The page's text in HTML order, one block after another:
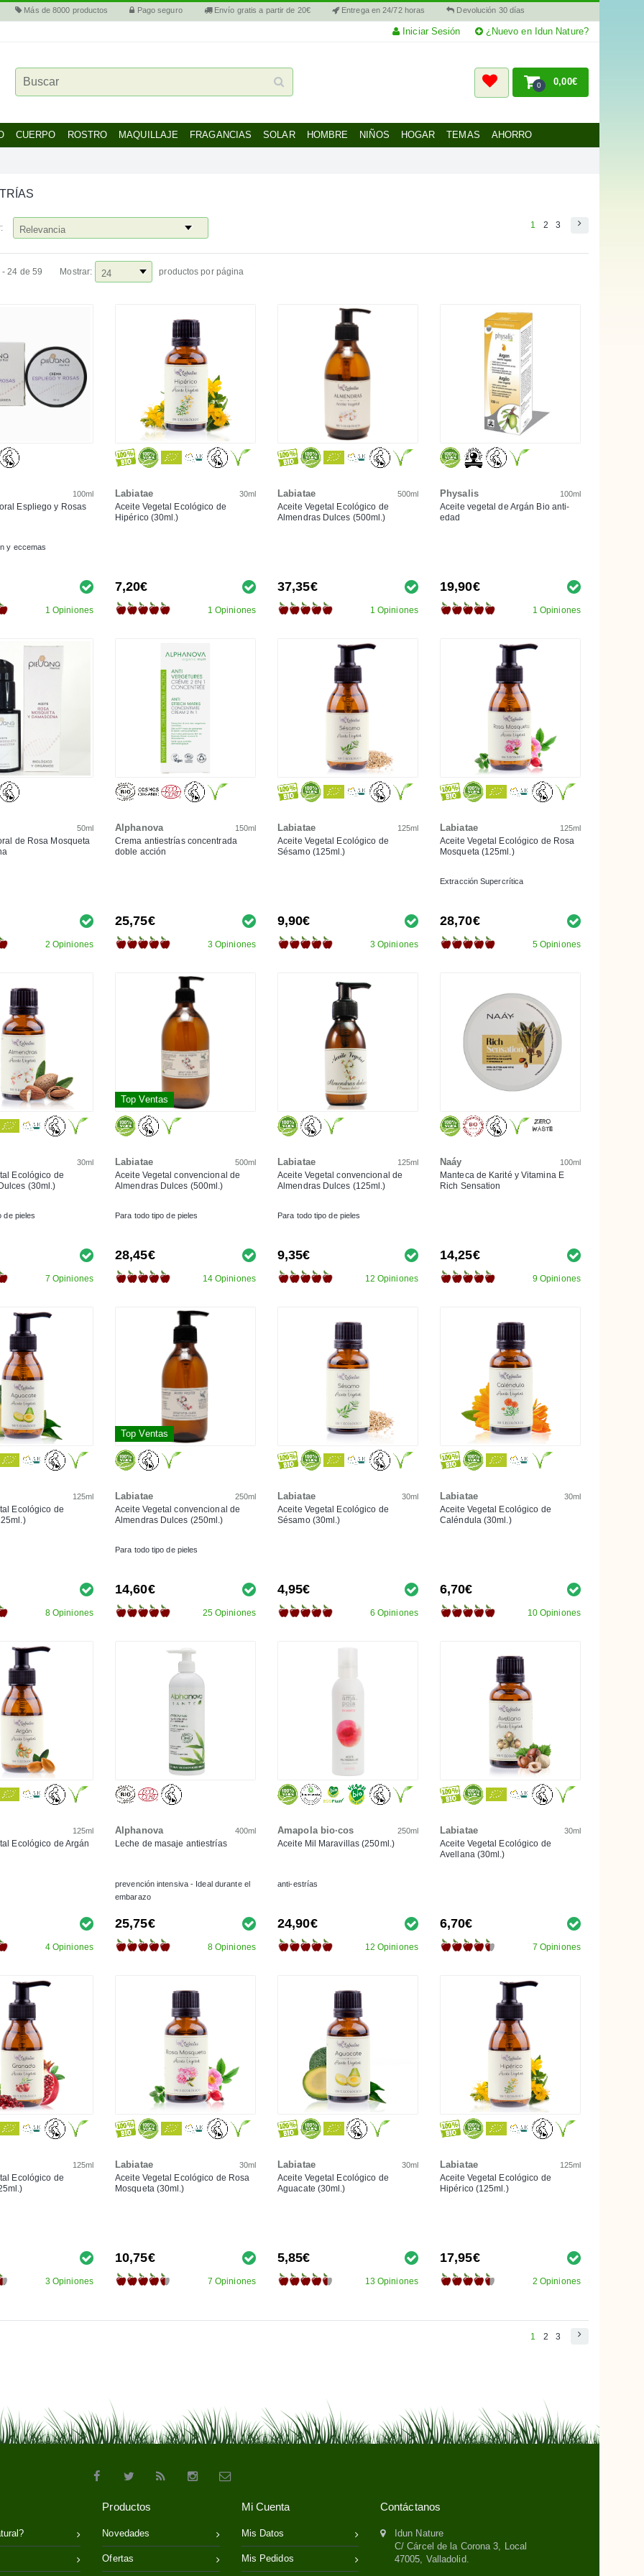
Más de 8000 productos Pago seguro Envío gratis a partir de 20€ Entrega en 24/72 horas Devolución 30 días
Iniciar Sesión ¿Nuevo en Idun Nature?
0 0,00€
CUERPO ROSTRO MAQUILLAJE FRAGANCIAS SOLAR HOMBRE NIÑOS HOGAR TEMAS AHORRO
1 2 3
- 24 de 59 Mostrar: productos por página
100ml
Espliego y Rosas
y eccemas
1 Opiniones
Labiatae 30ml
Aceite Vegetal Ecológico de
Hipérico (30ml.)
7,20€
1 Opiniones
Labiatae 500ml
Aceite Vegetal Ecológico de
Almendras Dulces (500ml.)
37,35€
1 Opiniones
Physalis 100ml
Aceite vegetal de Argán Bio anti-
edad
19,90€
1 Opiniones
50ml
de Rosa Mosqueta
2 Opiniones
Alphanova 150ml
Crema antiestrías concentrada
doble acción
25,75€
3 Opiniones
Labiatae 125ml
Aceite Vegetal Ecológico de
Sésamo (125ml.)
9,90€
3 Opiniones
Labiatae 125ml
Aceite Vegetal Ecológico de Rosa
Mosqueta (125ml.)
Extracción Supercrítica
28,70€
5 Opiniones
30ml
Ecológico de
(30ml.)
de pieles
7 Opiniones
Top Ventas
Labiatae 500ml
Aceite Vegetal convencional de
Almendras Dulces (500ml.)
Para todo tipo de pieles
28,45€
14 Opiniones
Labiatae 125ml
Aceite Vegetal convencional de
Almendras Dulces (125ml.)
Para todo tipo de pieles
9,35€
12 Opiniones
Naáy 100ml
Manteca de Karité y Vitamina E
Rich Sensation
14,25€
9 Opiniones
125ml
Ecológico de
8 Opiniones
Top Ventas
Labiatae 250ml
Aceite Vegetal convencional de
Almendras Dulces (250ml.)
Para todo tipo de pieles
14,60€
25 Opiniones
Labiatae 30ml
Aceite Vegetal Ecológico de
Sésamo (30ml.)
4,95€
6 Opiniones
Labiatae 30ml
Aceite Vegetal Ecológico de
Caléndula (30ml.)
6,70€
10 Opiniones
125ml
Ecológico de Argán
4 Opiniones
Alphanova 400ml
Leche de masaje antiestrías
prevención intensiva - Ideal durante el
embarazo
25,75€
8 Opiniones
Amapola bio·cos 250ml
Aceite Mil Maravillas (250ml.)
anti-estrías
24,90€
12 Opiniones
Labiatae 30ml
Aceite Vegetal Ecológico de
Avellana (30ml.)
6,70€
7 Opiniones
125ml
Ecológico de
3 Opiniones
Labiatae 30ml
Aceite Vegetal Ecológico de Rosa
Mosqueta (30ml.)
10,75€
7 Opiniones
Labiatae 30ml
Aceite Vegetal Ecológico de
Aguacate (30ml.)
5,85€
13 Opiniones
Labiatae 125ml
Aceite Vegetal Ecológico de
Hipérico (125ml.)
17,95€
2 Opiniones
1 2 3
Productos
Novedades
Ofertas
Mi Cuenta
Mis Datos
Mis Pedidos
Contáctanos
Idun Nature
C/ Cárcel de la Corona 3, Local
47005, Valladolid.